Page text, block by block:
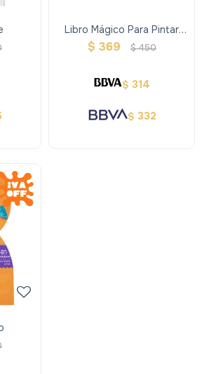
Libro Mágico Para Pintar
Con Agua
$ 369 $450
$ 314
$ 332